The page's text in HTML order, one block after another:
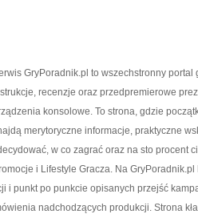
GryPoradnik.pl to wszechstronny
recenzje oraz przedpremierowe
konsolowe. To strona, gdzie
merytoryczne informacje, praktyczne
w co zagrać oraz na sto procent
i Lifestyle Gracza. Na
i punkt po punkcie opisanych przejść
nadchodzących produkcji. Strona